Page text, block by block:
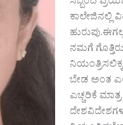
ಕಾಲೇಜಿನಲ್ಲಿ
ನಮಗೆ
ಬೇಡ ಅಂತ
ಎಚ್ಚರಿಕೆ